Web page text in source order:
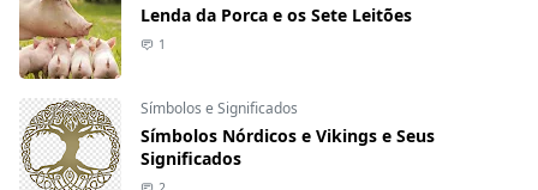
Lenda da Porca e os Sete Leitões
1
Símbolos e Significados
Símbolos Nórdicos e Vikings e Seus
Significados